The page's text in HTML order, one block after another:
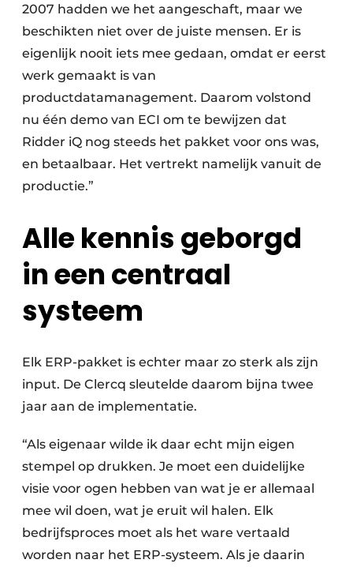
2007 hadden we het aangeschaft, maar we
beschikten niet over de juiste mensen. Er is
eigenlijk nooit iets mee gedaan, omdat er eerst
werk gemaakt is van
productdatamanagement. Daarom volstond
nu één demo van ECI om te bewijzen dat
Ridder iQ nog steeds het pakket voor ons was,
en betaalbaar. Het vertrekt namelijk vanuit de
productie.”
Alle kennis geborgd
in een centraal
systeem
Elk ERP-pakket is echter maar zo sterk als zijn
input. De Clercq sleutelde daarom bijna twee
jaar aan de implementatie.
“Als eigenaar wilde ik daar echt mijn eigen
stempel op drukken. Je moet een duidelijke
visie voor ogen hebben van wat je er allemaal
mee wil doen, wat je eruit wil halen. Elk
bedrijfsproces moet als het ware vertaald
worden naar het ERP-systeem. Als je daarin